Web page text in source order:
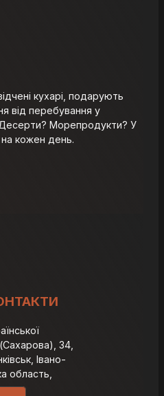
кухарі, подарують
від перебування у
Морепродукти? У
кожен день.
34,
Івано-
область,